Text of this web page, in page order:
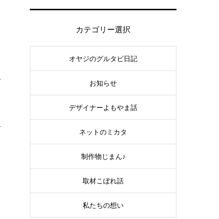
カテゴリー選択
オヤジのグルタビ日記
お知らせ
デザイナーよもやま話
ネットのミカタ
制作物じまん♪
取材こぼれ話
私たちの想い